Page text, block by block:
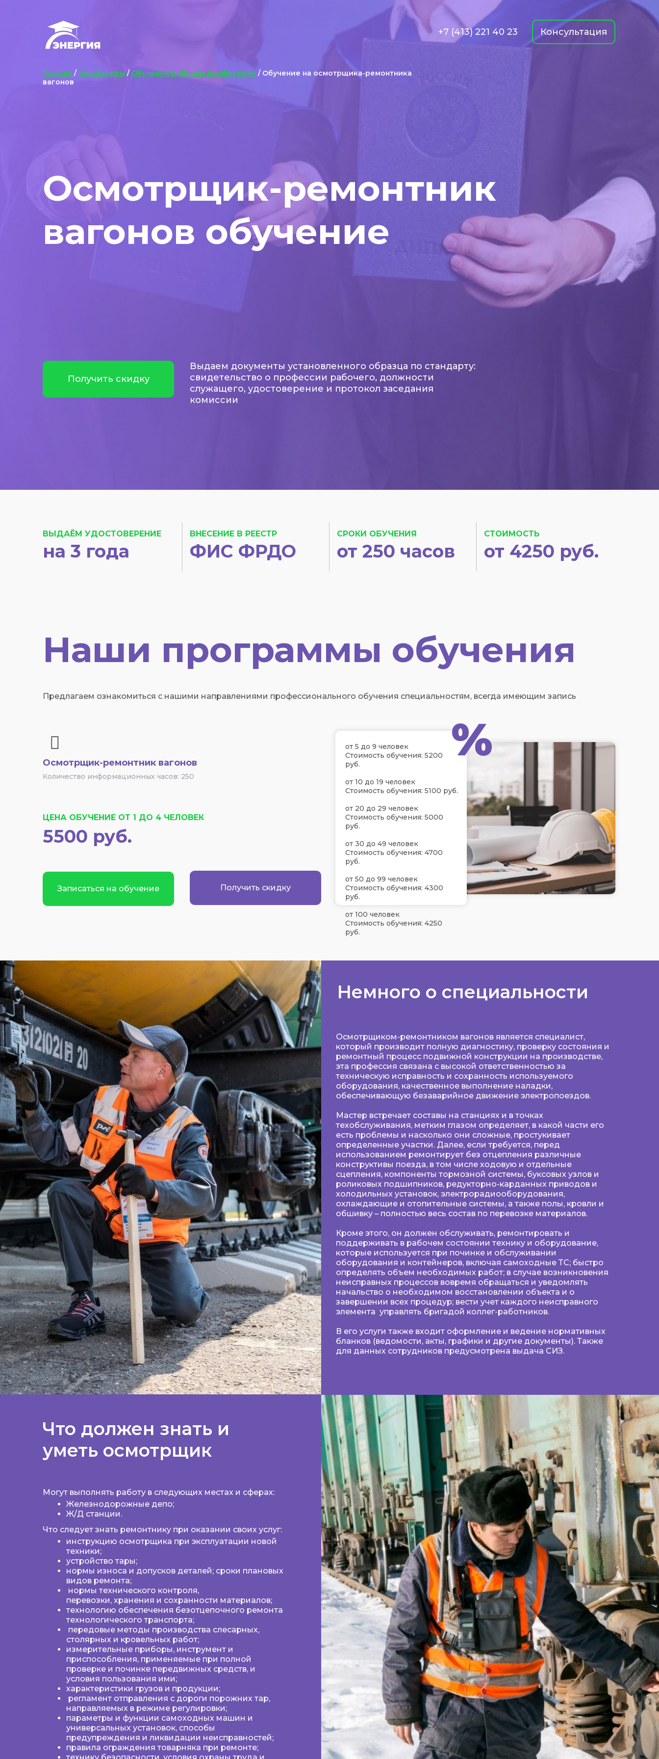
Осмотрщик-ремонтник
вагонов обучение
Выдаем документы установленного образца по стандарту:
свидетельство о профессии рабочего, должности
служащего, удостоверение и протокол заседания
комиссии
+7 (413) 221 40 23 Консультация
Получить скидку
Главная / Наши курсы / Обучение рабочим профессиям / Обучение на осмотрщика-ремонтника
вагонов
ВЫДАЁМ УДОСТОВЕРЕНИЕ
на 3 года
ВНЕСЕНИЕ В РЕЕСТР
ФИС ФРДО
СРОКИ ОБУЧЕНИЯ СТОИМОСТЬ
от 250 часов от 4250 руб.
Наши программы обучения
Предлагаем ознакомиться с нашими направлениями профессионального обучения специальностям, всегда имеющим запись
Осмотрщик-ремонтник вагонов
Количество информационных часов: 250
Записаться на обучение
ЦЕНА ОБУЧЕНИЕ ОТ 1 ДО 4 ЧЕЛОВЕК
5500 руб.
от 5 до 9 человек
Стоимость обучения: 5200
руб.
от 10 до 19 человек
Стоимость обучения: 5100 руб.
от 20 до 29 человек
Стоимость обучения: 5000
руб.
от 30 до 49 человек
Стоимость обучения: 4700
руб.
от 50 до 99 человек
Стоимость обучения: 4300
руб.
от 100 человек
Стоимость обучения: 4250
руб.
Получить скидку
%
Немного о специальности
Осмотрщиком-ремонтником вагонов является специалист,
который производит полную диагностику, проверку состояния и
ремонтный процесс подвижной конструкции на производстве,
эта профессия связана с высокой ответственностью за
техническую исправность и сохранность используемого
оборудования, качественное выполнение наладки,
обеспечивающую безаварийное движение электропоездов.
Мастер встречает составы на станциях и в точках
техобслуживания, метким глазом определяет, в какой части его
есть проблемы и насколько они сложные, простукивает
определенные участки. Далее, если требуется, перед
использованием ремонтирует без отцепления различные
конструктивы поезда, в том числе ходовую и отдельные
сцепления, компоненты тормозной системы, буксовых узлов и
роликовых подшипников, редукторно-карданных приводов и
холодильных установок, электрорадиооборудования,
охлаждающие и отопительные системы, а также полы, кровли и
обшивку – полностью весь состав по перевозке материалов.
Кроме этого, он должен обслуживать, ремонтировать и
поддерживать в рабочем состоянии технику и оборудование,
которые используется при починке и обслуживании
оборудования и контейнеров, включая самоходные ТС; быстро
определять объем необходимых работ; в случае возникновения
неисправных процессов вовремя обращаться и уведомлять
начальство о необходимом восстановлении объекта и о
завершении всех процедур; вести учет каждого неисправного
элемента управлять бригадой коллег-работников.
В его услуги также входит оформление и ведение нормативных
бланков (ведомости, акты, графики и другие документы). Также
для данных сотрудников предусмотрена выдача СИЗ.
Что должен знать и
уметь осмотрщик
Могут выполнять работу в следующих местах и сферах:
Железнодорожные депо;
Ж/Д станции.
Что следует знать ремонтнику при оказании своих услуг:
инструкцию осмотрщика при эксплуатации новой
техники;
устройство тары;
нормы износа и допусков деталей; сроки плановых
видов ремонта;
нормы технического контроля,
перевозки, хранения и сохранности материалов;
технологию обеспечения безотцепочного ремонта
технологического транспорта;
передовые методы производства слесарных,
столярных и кровельных работ;
измерительные приборы, инструмент и
приспособления, применяемые при полной
проверке и починке передвижных средств, и
условия пользования ими;
характеристики грузов и продукции;
регламент отправления с дороги порожних тар,
направляемых в режиме регулировки;
параметры и функции самоходных машин и
универсальных установок, способы
предупреждения и ликвидации неисправностей;
правила ограждения товарняка при ремонте;